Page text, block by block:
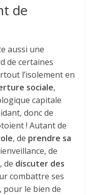
de
aussi une
de certaines
l’isolement en
sociale,
capitale
donc de
! Autant de
, de prendre sa
de
, de discuter des
combattre ses
pour le bien de